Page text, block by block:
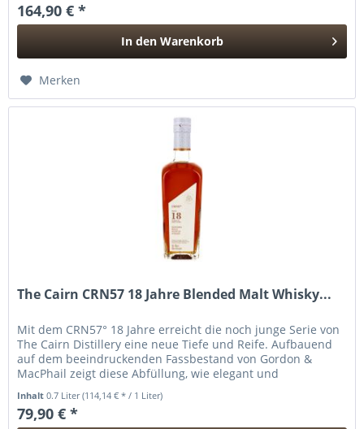
164,90 € *
In den Warenkorb
Merken
The Cairn CRN57 18 Jahre Blended Malt Whisky...
Mit dem CRN57° 18 Jahre erreicht die noch junge Serie von
The Cairn Distillery eine neue Tiefe und Reife. Aufbauend
auf dem beeindruckenden Fassbestand von Gordon &
MacPhail zeigt diese Abfüllung, wie elegant und
Inhalt0.7 Liter(114,14 € * / 1 Liter)
79,90 € *